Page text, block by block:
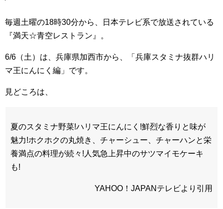
毎週土曜の18時30分から、日本テレビ系で放送されている
『満天☆青空レストラン』。
6/6（土）は、兵庫県加西市から、「兵庫スタミナ抜群ハリ
マ王にんにく編」です。
見どころは、
夏のスタミナ野菜!ハリマ王にんにく!鮮烈な香りと味が
魅力!ホクホクの丸焼き、チャーシュー、チャーハンと栄
養満点の料理が続々!人気急上昇中のサツマイモケーキ
も!
YAHOO！JAPANテレビより引用